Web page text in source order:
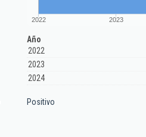
2022 2023
Año
2022
2023
2024
Positivo